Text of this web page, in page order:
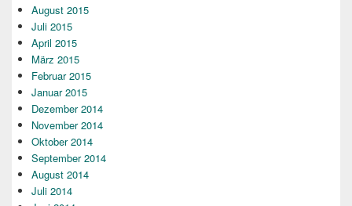
August 2015
Juli 2015
April 2015
März 2015
Februar 2015
Januar 2015
Dezember 2014
November 2014
Oktober 2014
September 2014
August 2014
Juli 2014